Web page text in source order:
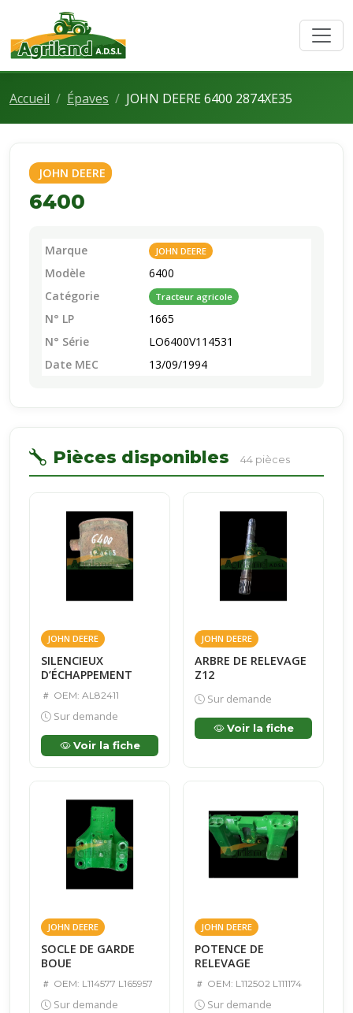
Accueil Épaves JOHN DEERE 6400 2874XE35
JOHN DEERE
6400
Marque JOHN DEERE
Modèle
6400
Catégorie
Tracteur agricole
N° LP
1665
N° Série
LO6400V114531
Date MEC
13/09/1994
Pièces disponibles 44 pièces
JOHN DEERE
SILENCIEUX
D’ÉCHAPPEMENT
OEM: AL82411
Sur demande
Voir la fiche
JOHN DEERE
ARBRE DE RELEVAGE
Z12
Sur demande
Voir la fiche
JOHN DEERE
SOCLE DE GARDE
BOUE
OEM: L114577 L165957
Sur demande
JOHN DEERE
POTENCE DE
RELEVAGE
OEM: L112502 L111174
Sur demande